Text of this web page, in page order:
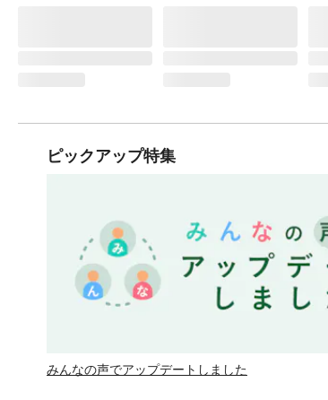
ピックアップ特集
みんなの声でアップデートしました